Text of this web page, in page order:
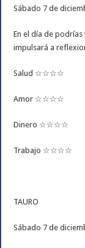
Sábado 7 de
En el día de
impulsará a
Salud ☆☆☆☆
Amor ☆☆☆☆
Dinero ☆☆☆☆
Trabajo ☆☆☆☆
TAURO
Sábado 7 de